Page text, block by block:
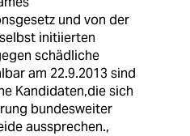
und von der
initiierten
schädliche
am 22.9.2013 sind
Kandidaten,die sich
bundesweiter
aussprechen.,